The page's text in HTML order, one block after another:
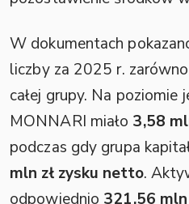
W dokumentach
liczby za 2025 r.
całej grupy. Na poziomie
MONNARI miało 3,58
podczas gdy grupa
mln zł zysku netto.
odpowiednio 321,56 mln